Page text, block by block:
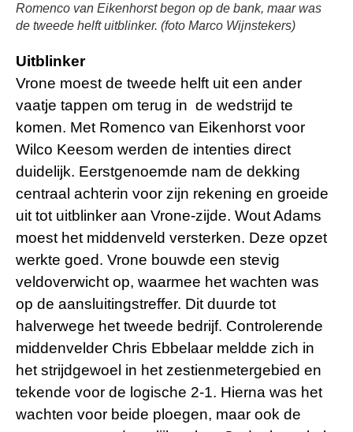
Romenco van Eikenhorst begon op de bank, maar was
de tweede helft uitblinker. (foto Marco Wijnstekers)
Uitblinker
Vrone moest de tweede helft uit een ander
vaatje tappen om terug in de wedstrijd te
komen. Met Romenco van Eikenhorst voor
Wilco Keesom werden de intenties direct
duidelijk. Eerstgenoemde nam de dekking
centraal achterin voor zijn rekening en groeide
uit tot uitblinker aan Vrone-zijde. Wout Adams
moest het middenveld versterken. Deze opzet
werkte goed. Vrone bouwde een stevig
veldoverwicht op, waarmee het wachten was
op de aansluitingstreffer. Dit duurde tot
halverwege het tweede bedrijf. Controlerende
middenvelder Chris Ebbelaar meldde zich in
het strijdgewoel in het zestienmetergebied en
tekende voor de logische 2-1. Hierna was het
wachten voor beide ploegen, maar ook de